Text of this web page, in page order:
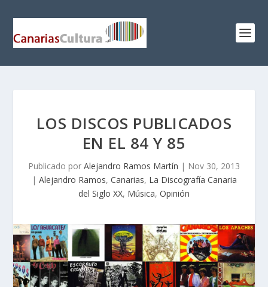
LOS DISCOS PUBLICADOS
EN EL 84 Y 85
Publicado por Alejandro Ramos Martín | Nov 30, 2013
| Alejandro Ramos, Canarias, La Discografía Canaria
del Siglo XX, Música, Opinión